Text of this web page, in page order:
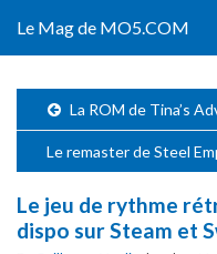
Le Mag de MO5.COM
La ROM de Tina’s
Le remaster de Steel
Le jeu de rythme
dispo sur Steam et